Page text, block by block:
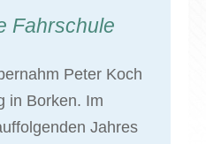
Fahrschule
Peter Koch
in Borken. Im
Jahres